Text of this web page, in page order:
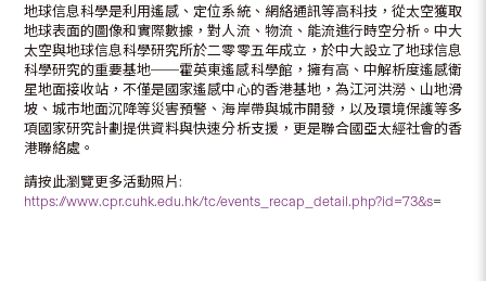
地球信息科學是利用遙感、定位系統、網絡通訊等高科技，從太空獲取
地球表面的圖像和實際數據，對人流、物流、能流進行時空分析。中大
太空與地球信息科學研究所於二零零五年成立，於中大設立了地球信息
科學研究的重要基地──霍英東遙感科學館，擁有高、中解析度遙感衛
星地面接收站，不僅是國家遙感中心的香港基地，為江河洪澇、山地滑
坡、城市地面沉降等災害預警、海岸帶與城市開發，以及環境保護等多
項國家研究計劃提供資料與快速分析支援，更是聯合國亞太經社會的香
港聯絡處。
請按此瀏覽更多活動照片:
https://www.cpr.cuhk.edu.hk/tc/events_recap_detail.php?id=73&s=